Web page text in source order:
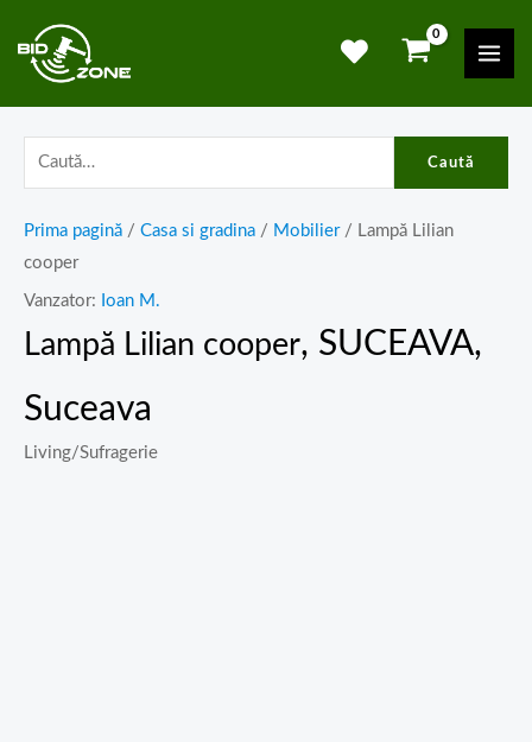
content
Caută
Prima pagină / Casa si gradina / Mobilier/ Lampă Lilian
cooper
Vanzator: Ioan M.
Lampă Lilian cooper, SUCEAVA,
Suceava
Living/Sufragerie